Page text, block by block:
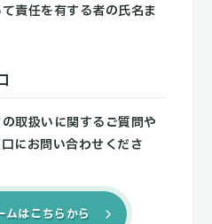
責任を有する者の氏名ま
取扱いに関するご質問や
にお問い合わせくださ
ムはこちらから